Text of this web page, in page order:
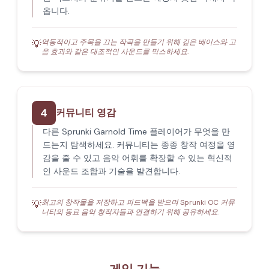
옵니다.
💡역동적이고 주목을 끄는 작곡을 만들기 위해 깊은 베이스와 고
음 효과와 같은 대조적인 사운드를 믹스하세요.
4 커뮤니티 영감
다른 Sprunki Garnold Time 플레이어가 무엇을 만
드는지 탐색하세요. 커뮤니티는 종종 창작 여정을 영
감을 줄 수 있고 음악 어휘를 확장할 수 있는 혁신적
인 사운드 조합과 기술을 발견합니다.
💡최고의 창작물을 저장하고 피드백을 받으며 Sprunki OC 커뮤
니티의 동료 음악 창작자들과 연결하기 위해 공유하세요.